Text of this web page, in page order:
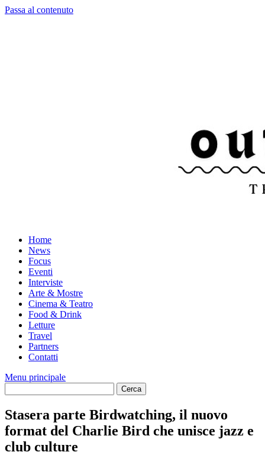
Passa al contenuto
Home
News
Focus
Eventi
Interviste
Arte & Mostre
Cinema & Teatro
Food & Drink
Letture
Travel
Partners
Contatti
Menu principale
Stasera parte Birdwatching, il nuovo
format del Charlie Bird che unisce jazz e
club culture